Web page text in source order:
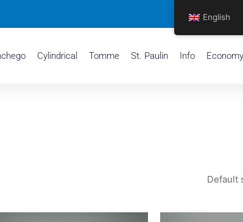
Cylindrical Tomme St. Paulin Info
English